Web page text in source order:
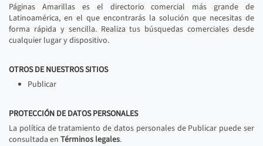
Páginas Amarillas es el directorio comercial más grande de
Latinoamérica, en el que encontrarás la solución que necesitas de
forma rápida y sencilla. Realiza tus búsquedas comerciales desde
cualquier lugar y dispositivo.
OTROS DE NUESTROS SITIOS
Publicar
PROTECCIÓN DE DATOS PERSONALES
La política de tratamiento de datos personales de Publicar puede ser
consultada en Términos legales.